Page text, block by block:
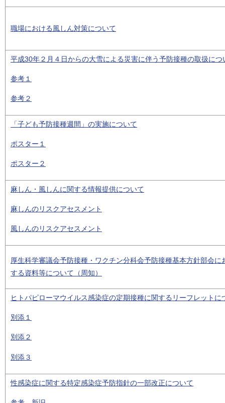
職場における風しん対策について
平成30年２月４日からの大雪による災害に伴う予防接種の取扱につ
参考１
参考２
「子ども予防接種週間」の実施について
ポスター１
ポスター２
麻しん・風しんに関する情報提供について
麻しんのリスクアセスメント
風しんのリスクアセスメント
厚生科学審議会予防接種・ワクチン分科会予防接種基本方針部会
する資料等について（周知）
ヒトパピローマウイルス感染症の定期接種に関するリーフレットに
別添１
別添２
別添３
性感染症に関する特定感染症予防指針の一部改正について